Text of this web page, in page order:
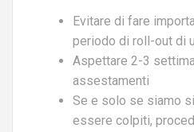
Evitare di fare
periodo di roll-out di
Aspettare 2-3
assestamenti
Se e solo se siamo
essere colpiti,